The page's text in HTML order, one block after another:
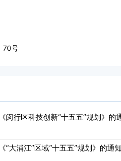
70号
闵行区科技创新“十五五”规划》的
“大浦江”区域“十五五”规划》的通